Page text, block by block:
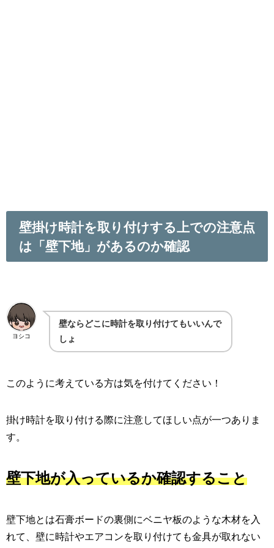
壁掛け時計を取り付けする上での注意点
は「壁下地」があるのか確認
ヨシコ
壁ならどこに時計を取り付けてもいいんで
しょ
このように考えている方は気を付けてください！
掛け時計を取り付ける際に注意してほしい点が一つありま
す。
壁下地が入っているか確認すること
壁下地とは石膏ボードの裏側にベニヤ板のような木材を入
れて、壁に時計やエアコンを取り付けても金具が取れない